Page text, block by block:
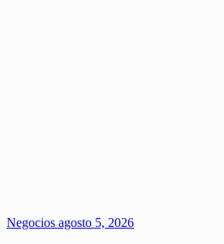
Negocios agosto 5, 2026